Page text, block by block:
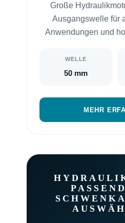
Große
Ausgangswelle für
Anwendungen und
WELLE
50 mm
MEHR